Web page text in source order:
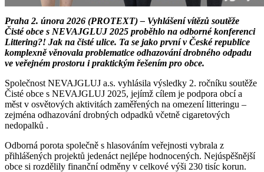
Praha 2. února 2026 (PROTEXT) – Vyhlášení vítězů soutěže
Čisté obce s NEVAJGLUJ 2025 proběhlo na odborné konferenci
Littering?! Jak na čisté ulice. Ta se jako první v České republice
komplexně věnovala problematice odhazování drobného odpadu
ve veřejném prostoru i praktickým řešením pro obce.
Společnost NEVAJGLUJ a.s. vyhlásila výsledky 2. ročníku soutěže
Čisté obce s NEVAJGLUJ 2025, jejímž cílem je podpora obcí a
měst v osvětových aktivitách zaměřených na omezení litteringu –
zejména odhazování drobných odpadků včetně cigaretových
nedopalků .
Odborná porota společně s hlasováním veřejnosti vybrala z
přihlášených projektů jedenáct nejlépe hodnocených. Nejúspěšnější
obce si rozdělily finanční odměny v celkové výši 230 tisíc korun.